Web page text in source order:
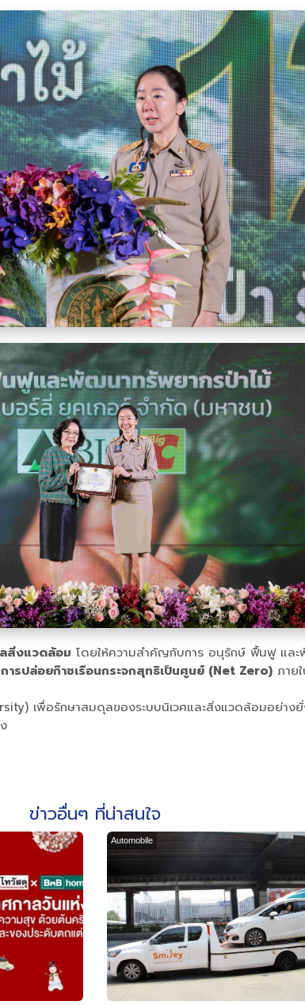
สิ่งแวดล้อม โดยให้ความสำคัญกับการ อนุรักษ์ ฟื้นฟู แล
ารปล่อยก๊าซเรือนกระจกสุทธิเป็นศูนย์ (Net Zero) ภาย
เพื่อรักษาสมดุลของระบบนิเวศและสิ่งแวดล้อมอย่าง
ข่าวอื่นๆ ที่น่าสนใจ
Automobile